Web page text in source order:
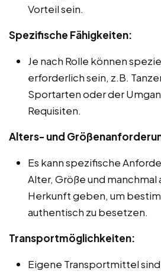
Vorteil sein.
Spezifische Fähigkeiten:
Je nach Rolle können
erforderlich sein, z.B.
Sportarten oder der
Requisiten.
Alters- und
Es kann spezifische
Alter, Größe und manchmal
Herkunft geben, um
authentisch zu besetzen.
Transportmöglichkeiten:
Eigene Transportmittel